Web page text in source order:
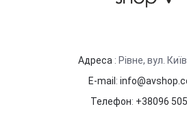
Адреса : Рівне, вул.
E-mail:
Телефон: +38096